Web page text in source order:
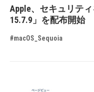
Apple、セキュリティ
15.7.9」を配布開始
#macOS_Sequoia